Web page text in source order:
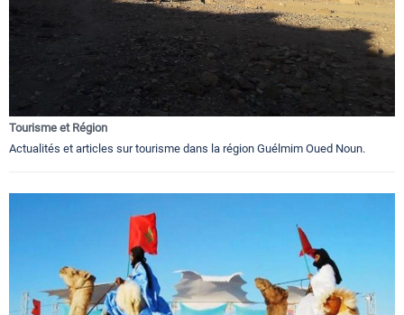
Tourisme et Région
Actualités et articles sur tourisme dans la région Guélmim Oued Noun.